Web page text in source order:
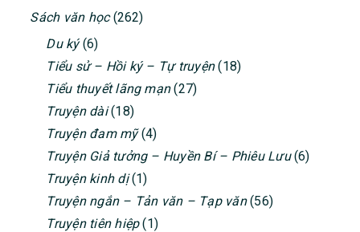
Sách văn học(262)
Du ký(6)
Tiểu sử – Hồi ký – Tự truyện(18)
Tiểu thuyết lãng mạn(27)
Truyện dài(18)
Truyện đam mỹ(4)
Truyện Giả tưởng – Huyền Bí – Phiêu Lưu(6)
Truyện kinh dị(1)
Truyện ngắn – Tản văn – Tạp văn(56)
Truyện tiên hiệp(1)